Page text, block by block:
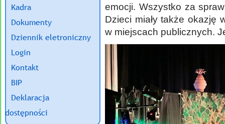
Kadra
Dokumenty
Dziennik eletroniczny
Login
Kontakt
BIP
Deklaracja
dostępności
emocji. Wszystko za
Dzieci miały także okazję
w miejscach publicznych.